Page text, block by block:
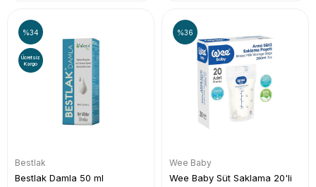
Bestlak
Bestlak Damla 50 ml
%34
Ücretsiz
Kargo
Wee Baby
Wee Baby Süt Saklama 20'li
%36